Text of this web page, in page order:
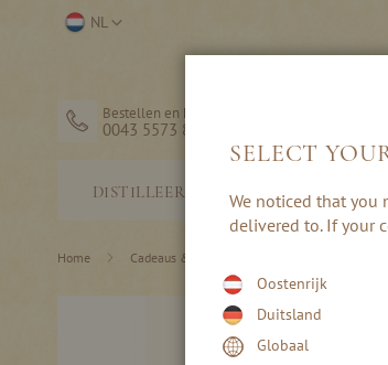
Ga
Selecteer
NL
Bestellen en hulp
0043 5573 82203
DISTILLEERDERIJ
DRANK
Home Cadeaus & Accessoires
SELECT
We noticed that you
delivered to. If your
Oostenrijk
Duitsland
Globaal